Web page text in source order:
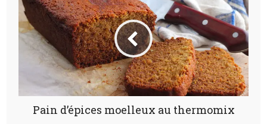
Pain d’épices moelleux au thermomix